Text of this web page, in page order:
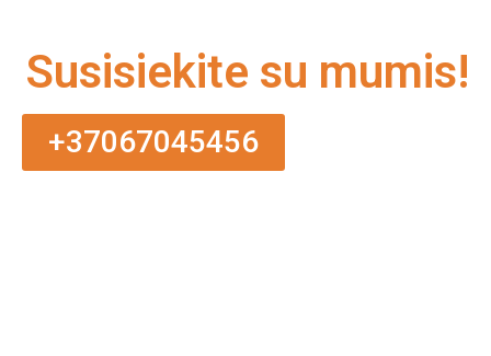
Susisiekite su mumis!
+37067045456